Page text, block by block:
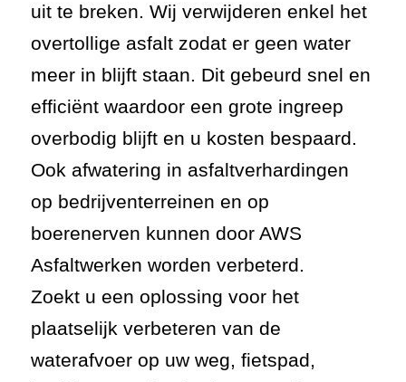
uit te breken. Wij verwijderen enkel het
overtollige asfalt zodat er geen water
meer in blijft staan. Dit gebeurd snel en
efficiënt waardoor een grote ingreep
overbodig blijft en u kosten bespaard.
Ook afwatering in asfaltverhardingen
op bedrijventerreinen en op
boerenerven kunnen door AWS
Asfaltwerken worden verbeterd.
Zoekt u een oplossing voor het
plaatselijk verbeteren van de
waterafvoer op uw weg, fietspad,